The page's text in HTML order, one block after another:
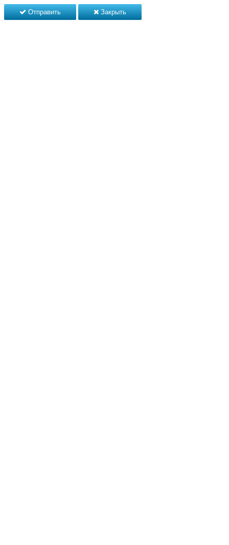
Отправить Закрыть